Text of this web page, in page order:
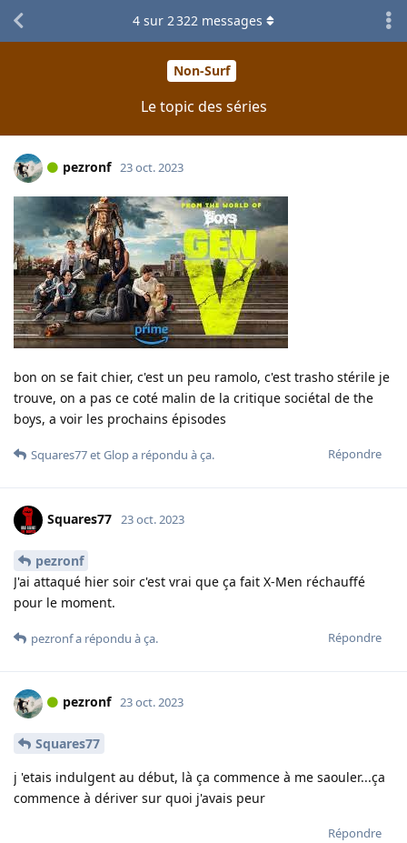
Non-Surf
Le topic des séries
4 sur 2 322 messages
pezronf 23 oct. 2023
bon on se fait chier, c'est un peu ramolo, c'est trasho stérile je
trouve, on a pas ce coté malin de la critique sociétal de the
boys, a voir les prochains épisodes
Répondre
Squares77etGlopa répondu à ça.
Squares77 23 oct. 2023
pezronf
J'ai attaqué hier soir c'est vrai que ça fait X-Men réchauffé
pour le moment.
Répondre
pezronfa répondu à ça.
pezronf 23 oct. 2023
Squares77
j 'etais indulgent au début, là ça commence à me saouler...ça
commence à dériver sur quoi j'avais peur
Répondre